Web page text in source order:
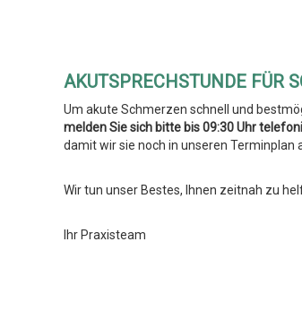
AKUTSPRECHSTUNDE FÜR
Um akute Schmerzen schnell und
melden Sie sich bitte bis 09:30 Uhr
damit wir sie noch in unseren Terminplan
Wir tun unser Bestes, Ihnen zeitnah zu
Ihr Praxisteam